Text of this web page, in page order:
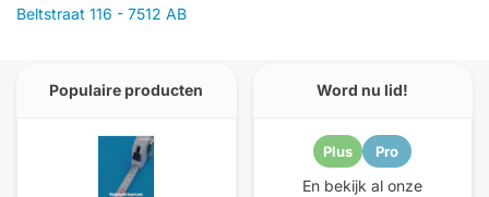
Beltstraat 116 - 7512 AB
Populaire producten Word nu lid!
Plus Pro
En bekijk al onze